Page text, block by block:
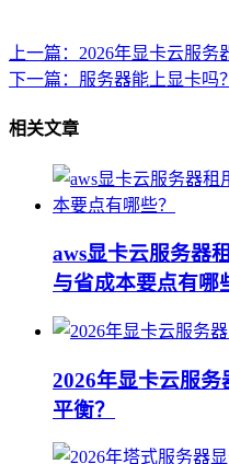
上一篇：2026年显卡云服
下一篇：服务器能上显卡吗
相关文章
aws显卡云服务器
与省成本要点有哪
2026年显卡云服
平衡？